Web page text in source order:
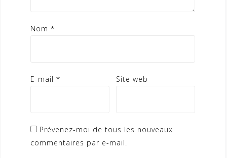
Nom *
E-mail * Site web
Prévenez-moi de tous les nouveaux
commentaires par e-mail.